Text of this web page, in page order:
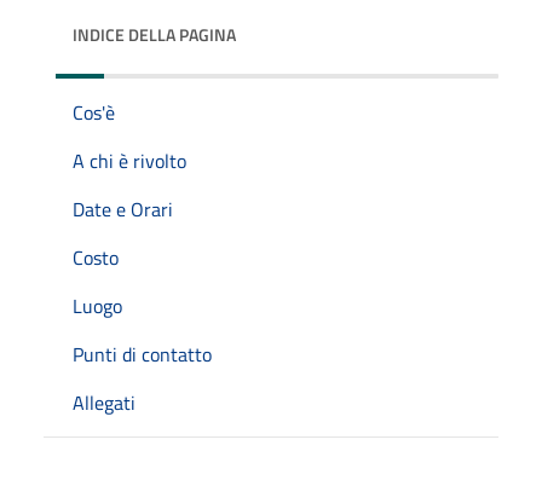
INDICE DELLA PAGINA
Cos'è
A chi è rivolto
Date e Orari
Costo
Luogo
Punti di contatto
Allegati